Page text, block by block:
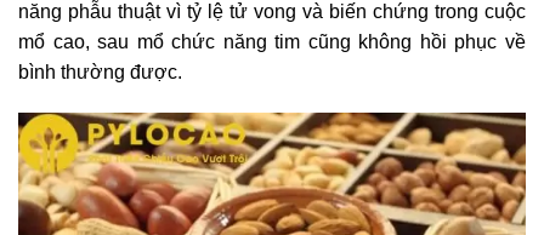
năng phẫu thuật vì tỷ lệ tử vong và biến chứng trong cuộc
mổ cao, sau mổ chức năng tim cũng không hồi phục về
bình thường được.